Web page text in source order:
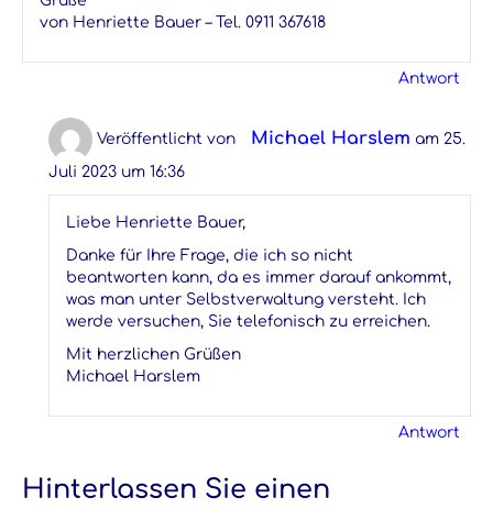
von Henriette Bauer – Tel. 0911 367618
Antwort
Veröffentlicht von Michael Harslem am 25.
Juli 2023 um 16:36
Liebe Henriette Bauer,
Danke für Ihre Frage, die ich so nicht
beantworten kann, da es immer darauf ankommt,
was man unter Selbstverwaltung versteht. Ich
werde versuchen, Sie telefonisch zu erreichen.
Mit herzlichen Grüßen
Michael Harslem
Antwort
Hinterlassen Sie einen